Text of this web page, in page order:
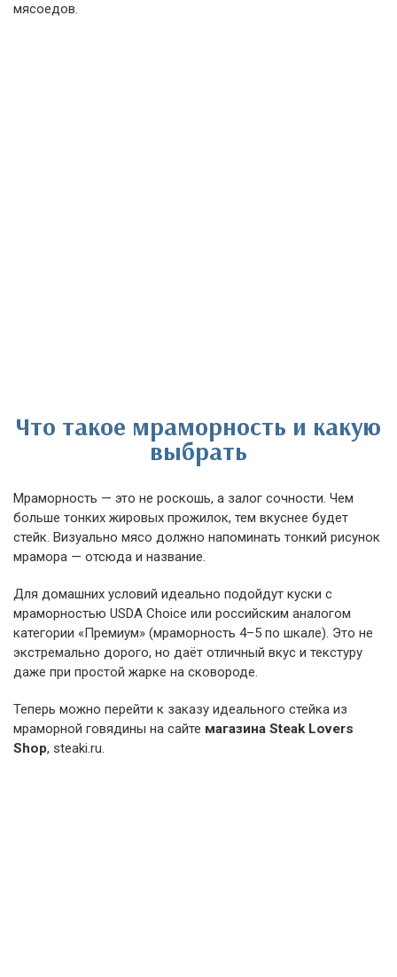
мясоедов.
Что такое мраморность и какую
выбрать
Мраморность — это не роскошь, а залог сочности. Чем
больше тонких жировых прожилок, тем вкуснее будет
стейк. Визуально мясо должно напоминать тонкий рисунок
мрамора — отсюда и название.
Для домашних условий идеально подойдут куски с
мраморностью USDA Choice или российским аналогом
категории «Премиум» (мраморность 4–5 по шкале). Это не
экстремально дорого, но даёт отличный вкус и текстуру
даже при простой жарке на сковороде.
Теперь можно перейти к заказу идеального стейка из
мраморной говядины на сайте магазина Steak Lovers
Shop, steaki.ru.